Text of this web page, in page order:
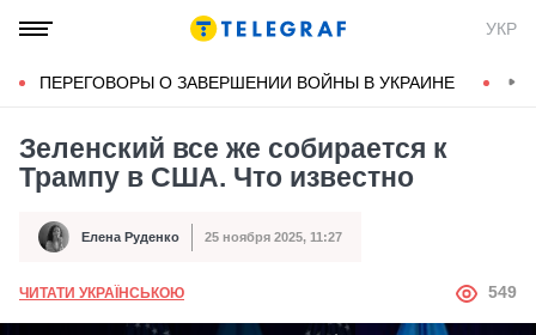
УКР
ПЕРЕГОВОРЫ О ЗАВЕРШЕНИИ ВОЙНЫ В УКРАИНЕ
Зеленский все же собирается к
Трампу в США. Что известно
Автор Елена Руденко
Дата публикации 25 ноября 2025, 11:27
ЧИТАТИ УКРАЇНСЬКОЮ АВТОР
549